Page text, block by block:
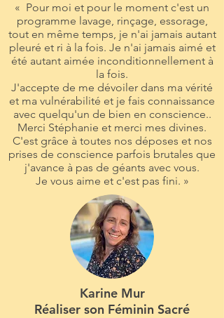
« Pour moi et pour le moment c'est un
programme lavage, rinçage, essorage,
tout en même temps, je n'ai jamais autant
pleuré et ri à la fois. Je n'ai jamais aimé et
été autant aimée inconditionnellement à
la fois.
J'accepte de me dévoiler dans ma vérité
et ma vulnérabilité et je fais connaissance
avec quelqu'un de bien en conscience..
Merci Stéphanie et merci mes divines.
C'est grâce à toutes nos déposes et nos
prises de conscience parfois brutales que
j'avance à pas de géants avec vous.
Je vous aime et c'est pas fini. »
Karine Mur
Réaliser son Féminin Sacré